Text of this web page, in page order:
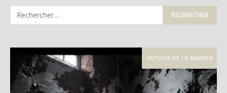
AUTOUR DE LA MAISON